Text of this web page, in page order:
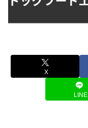
X
LINE